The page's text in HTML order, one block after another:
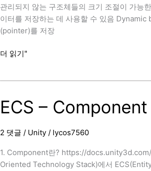
관리되지 않는 구조체들의 크기 조절이 가능
이터를 저장하는 데 사용할 수 있음
(pointer)를 저장
ECS
(2)
더 읽기"
ECS –
2 댓글 / Unity/ lycos7560
1. Component란? https://
Oriented Technology Stack)에서